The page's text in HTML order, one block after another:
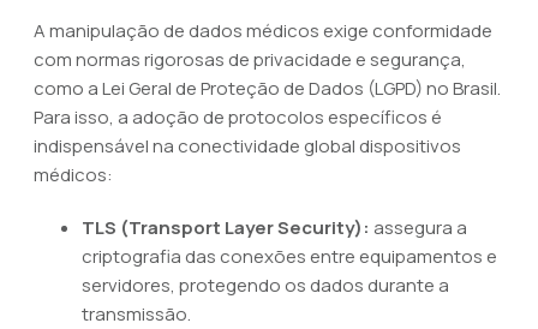
A manipulação de dados médicos exige conformidade
com normas rigorosas de privacidade e segurança,
como a Lei Geral de Proteção de Dados (LGPD) no Brasil.
Para isso, a adoção de protocolos específicos é
indispensável na conectividade global dispositivos
médicos:
TLS (Transport Layer Security): assegura a
criptografia das conexões entre equipamentos e
servidores, protegendo os dados durante a
transmissão.